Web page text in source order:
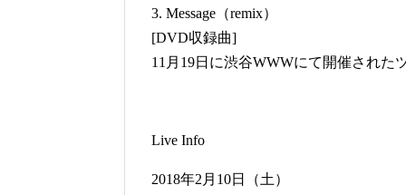
3. Message（remix）
[DVD収録曲]
11月19日に渋谷WWWにて開催された
Live Info
2018年2月10日（土）